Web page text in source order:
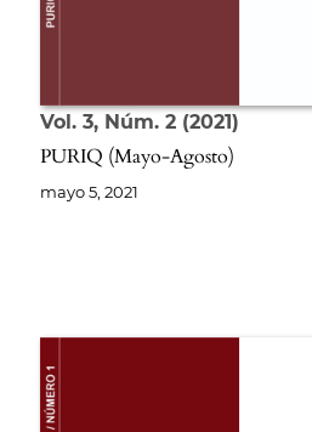
Vol. 3 Núm. 2 2021
PURIQ (Mayo-Agosto)
mayo 5, 2021